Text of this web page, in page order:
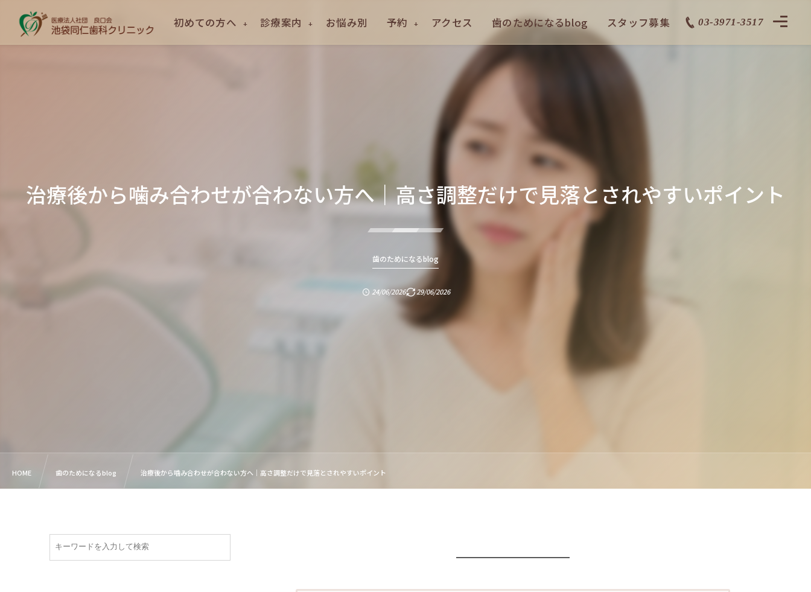
初めての方へ 診療案内 お悩み別 予約 アクセス 歯のためになるblog スタッフ募集 03-3971-3517
治療後から噛み合わせが合わない方へ｜高さ調整だけで見落とされやすいポイント
歯のためになるblog
24/06/2026 29/06/2026
HOME 歯のためになるblog 治療後から噛み合わせが合わない方へ｜高さ調整だけで見落とされやすいポイント